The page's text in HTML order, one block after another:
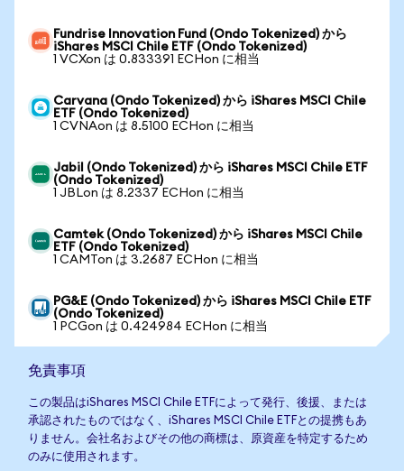
Fundrise Innovation Fund (Ondo Tokenized) から
iShares MSCI Chile ETF (Ondo Tokenized)
1 VCXon は 0.833391 ECHon に相当
Carvana (Ondo Tokenized) から iShares MSCI Chile
ETF (Ondo Tokenized)
1 CVNAon は 8.5100 ECHon に相当
Jabil (Ondo Tokenized) から iShares MSCI Chile ETF
(Ondo Tokenized)
1 JBLon は 8.2337 ECHon に相当
Camtek (Ondo Tokenized) から iShares MSCI Chile
ETF (Ondo Tokenized)
1 CAMTon は 3.2687 ECHon に相当
PG&E (Ondo Tokenized) から iShares MSCI Chile ETF
(Ondo Tokenized)
1 PCGon は 0.424984 ECHon に相当
免責事項
この製品はiShares MSCI Chile ETFによって発行、後援、または
承認されたものではなく、iShares MSCI Chile ETFとの提携もあ
りません。会社名およびその他の商標は、原資産を特定するため
のみに使用されます。